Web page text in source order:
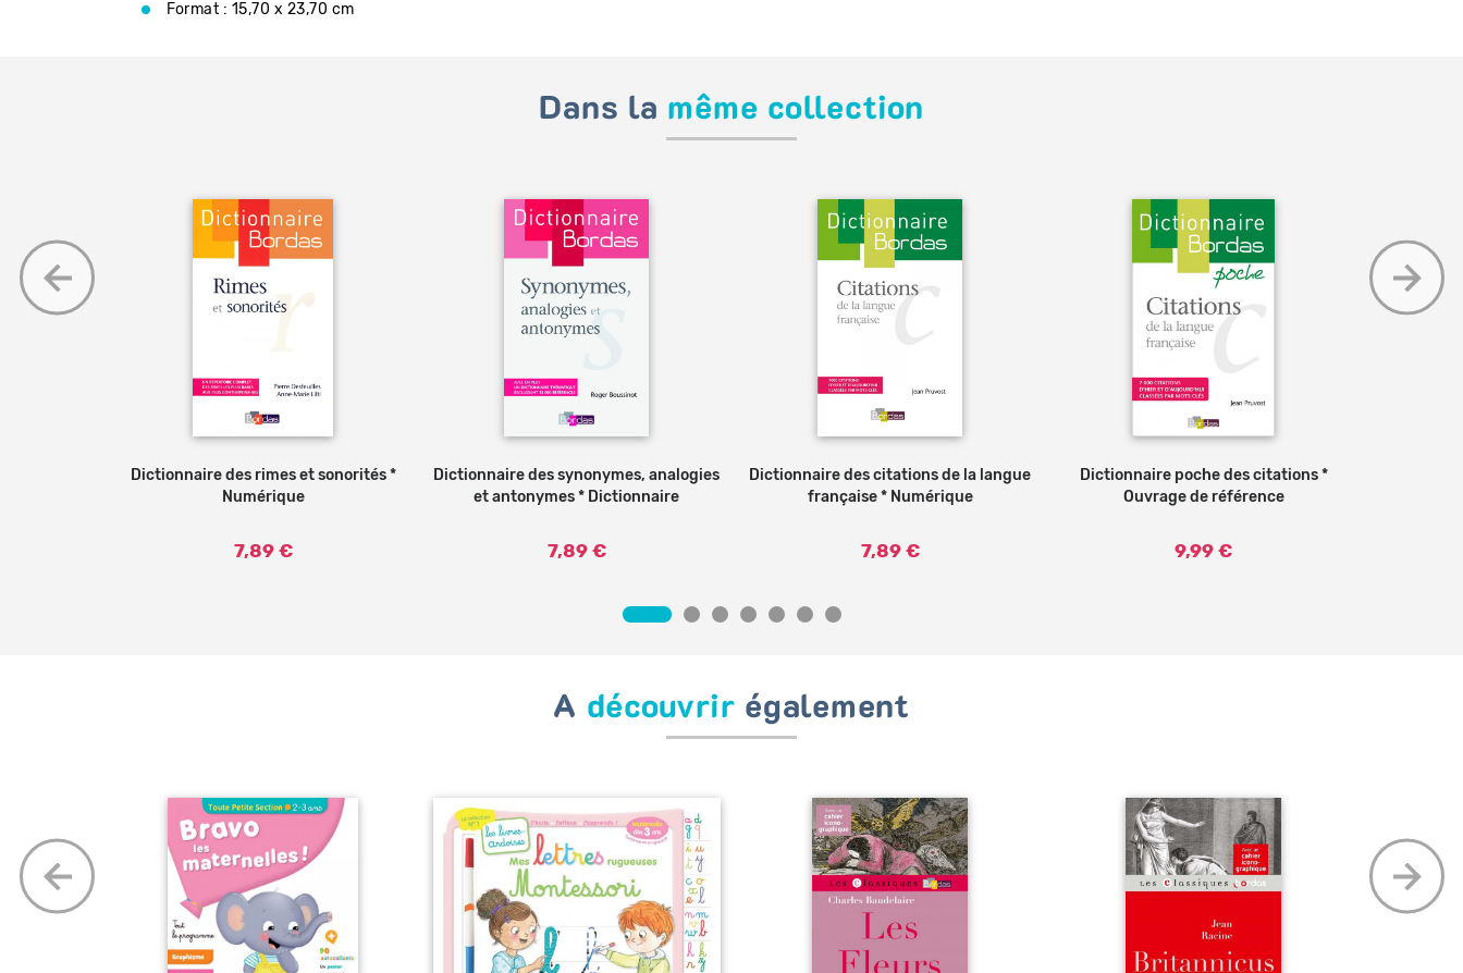
Format : 15,70 x 23,70 cm
Dans la même collection
Ajouter au panier
Dictionnaire des rimes et sonorités *
Numérique
7,89 €
Ajouter au panier
Dictionnaire des synonymes, analogies
et antonymes * Dictionnaire
7,89 €
Ajouter au panier
Dictionnaire des citations de la langue
française * Numérique
7,89 €
Ajouter au panier
Dictionnaire poche des citations *
Ouvrage de référence
9,99 €
A découvrir également